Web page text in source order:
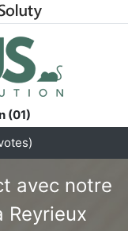
(01)
avec notre